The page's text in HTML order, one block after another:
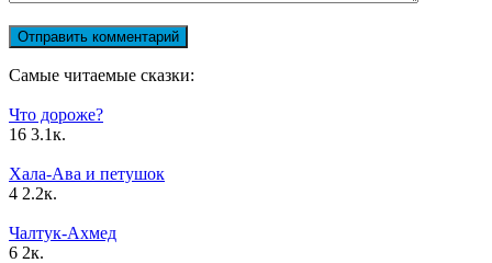
Самые читаемые сказки:
Что дороже?
16 3.1к.
Хала-Ава и петушок
4 2.2к.
Чалтук-Ахмед
6 2к.